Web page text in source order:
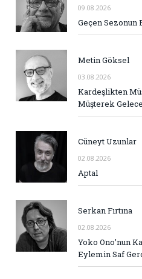
09.08.2026
Geçen Sezonun
Metin Göksel
03.08.2026
Kardeşlikten
Müşterek
Cüneyt Uzunlar
02.08.2026
Aptal
Serkan Fırtına
02.08.2026
Yoko Ono’nun
Eylemin Saf